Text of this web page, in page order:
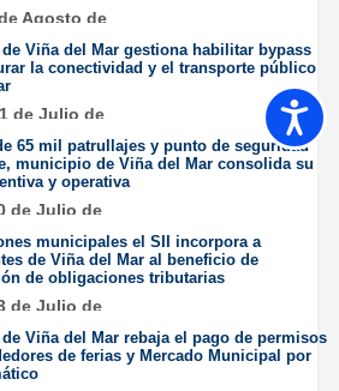
Agosto de
Viña del Mar gestiona habilitar bypass
la conectividad y el transporte público
de Julio de
65 mil patrullajes y punto de seguridad
municipio de Viña del Mar consolida su
y operativa
de Julio de
municipales el SII incorpora a
de Viña del Mar al beneficio de
de obligaciones tributarias
de Julio de
Viña del Mar rebaja el pago de permisos
de ferias y Mercado Municipal por